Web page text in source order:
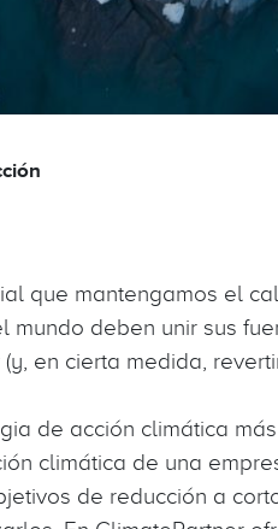
que mantengamos el
deben unir sus
en cierta medida,
de acción climática
climática de una
de reducción a